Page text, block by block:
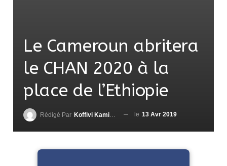
Le Cameroun abritera
le CHAN 2020 à la
place de l’Ethiopie
Rédigé Par Koffivi Kami AGBETOU le 13 Avr 2019